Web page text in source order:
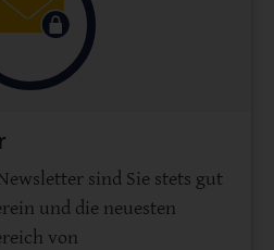
sind Sie stets gut
und die neuesten
von